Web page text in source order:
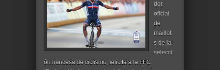
dor
oficial
de
maillot
s de la
selecci
ón francesa de ciclismo, felicita a la FFC